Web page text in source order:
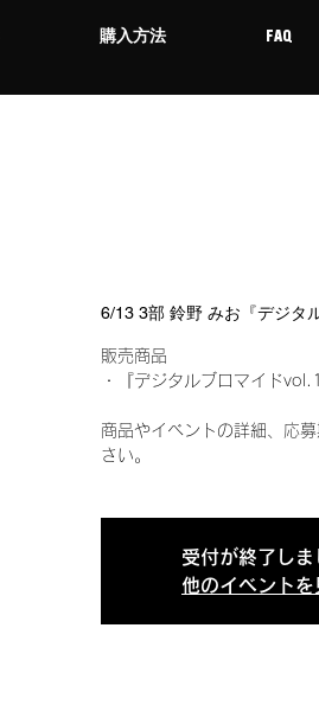
購入方法 FAQ
6/13 3部 鈴野 みお『デジタ
販売商品
・『デジタルブロマイド
商品やイベントの詳細、応
さい。
受付が終了しま
他のイベントを